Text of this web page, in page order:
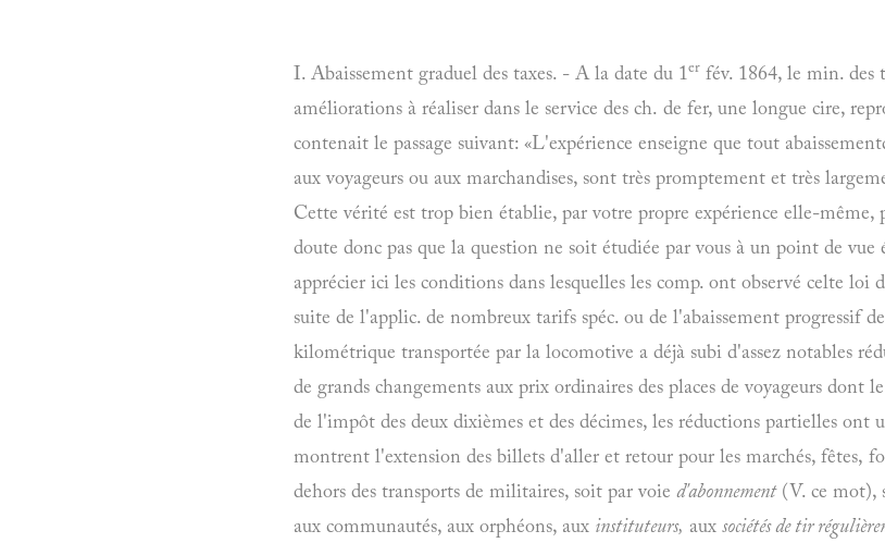
I. Abaissement graduel des taxes. - A la date du 1er fév. 1864, le min. des
améliorations à réaliser dans le service des ch. de fer, une longue cire,
contenait le passage suivant: «L'expérience enseigne que tout
aux voyageurs ou aux marchandises, sont très promptement et très
Cette vérité est trop bien établie, par votre propre expérience elle-même,
doute donc pas que la question ne soit étudiée par vous à un point de
apprécier ici les conditions dans lesquelles les comp. ont observé celte
suite de l'applic. de nombreux tarifs spéc. ou de l'abaissement progressif
kilométrique transportée par la locomotive a déjà subi d'assez notables
de grands changements aux prix ordinaires des places de voyageurs dont le
de l'impôt des deux dixièmes et des décimes, les réductions partielles
montrent l'extension des billets d'aller et retour pour les marchés, fêtes,
dehors des transports de militaires, soit par voie d'abonnement(V. ce mot),
aux communautés, aux orphéons, aux instituteurs, aux sociétés de tir